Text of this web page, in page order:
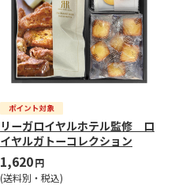
リーガロイヤルホテル監修 ロ
イヤルガトーコレクション
1,620円
(送料別・税込)